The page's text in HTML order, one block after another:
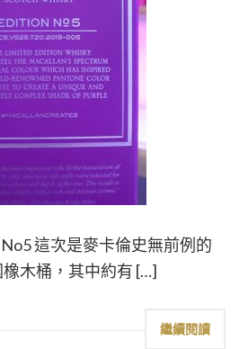
這次是麥卡倫史無前例的
木桶，其中約有 […]
繼續閱讀